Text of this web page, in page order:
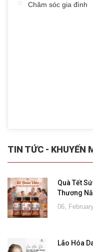
Chăm sóc gia đình
TIN TỨC - KHUYẾN
Quà Tết
Thương
06,
Lão Hóa